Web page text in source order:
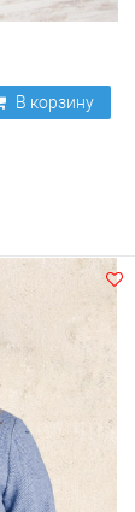
В корзину